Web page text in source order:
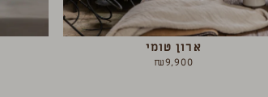
ארון טומי
₪9,900